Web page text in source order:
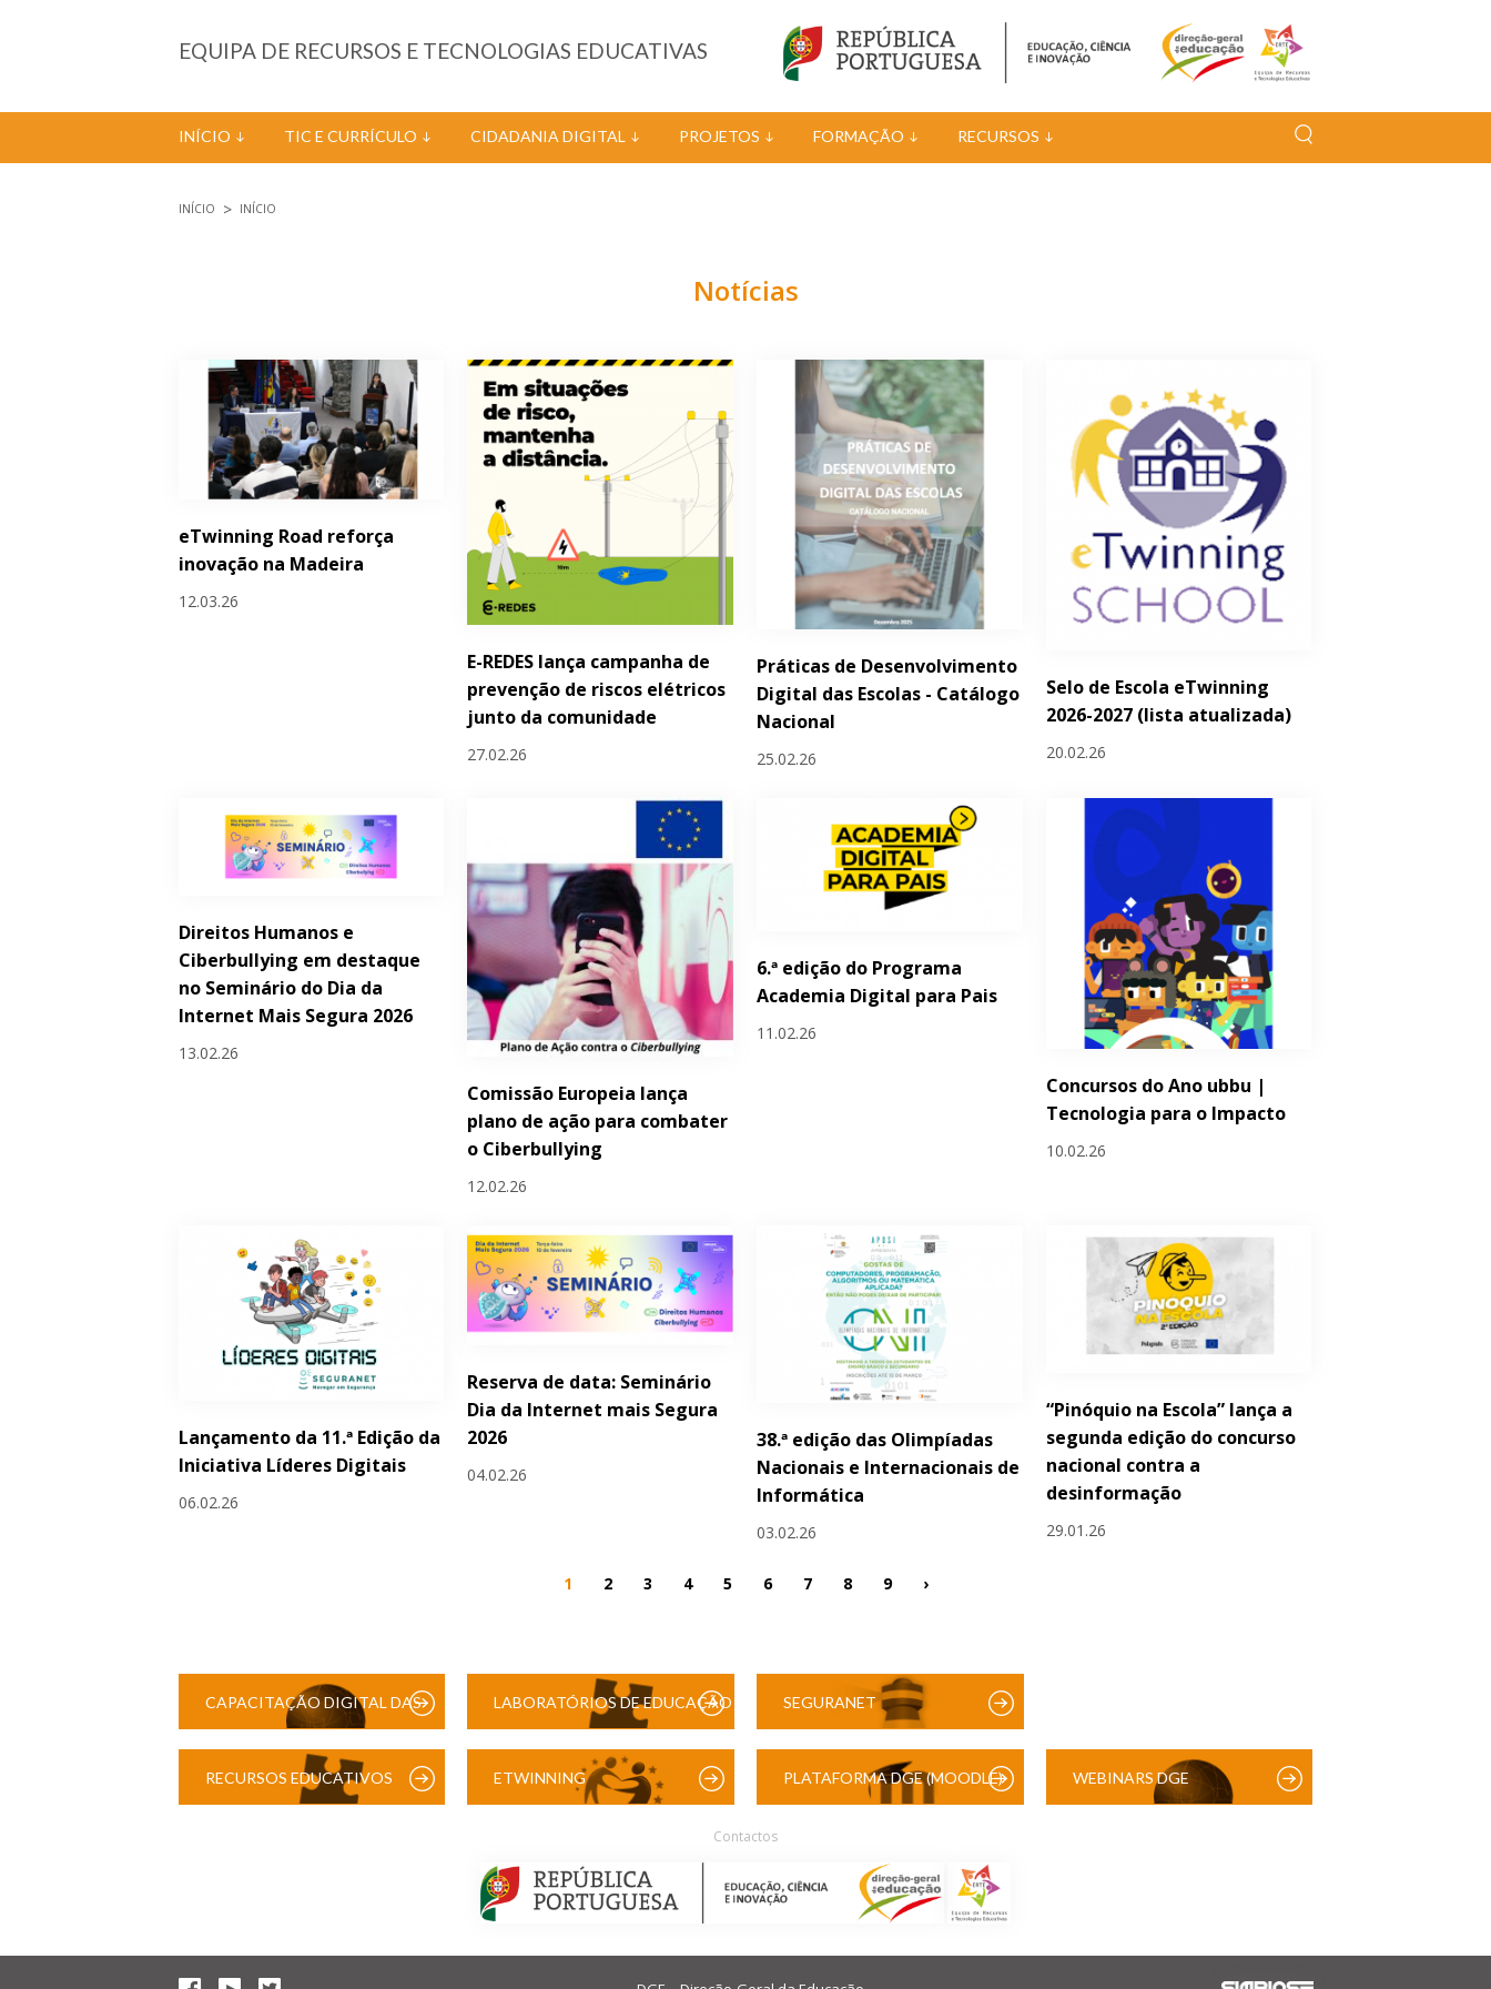
EQUIPA DE RECURSOS E TECNOLOGIAS EDUCATIVAS
INÍCIO TIC E CURRÍCULO CIDADANIA DIGITAL PROJETOS FORMAÇÃO RECURSOS
INÍCIO INÍCIO
Notícias
eTwinning Road reforça
inovação na Madeira
12.03.26
E-REDES lança campanha de
prevenção de riscos elétricos
junto da comunidade
27.02.26
Práticas de Desenvolvimento
Digital das Escolas - Catálogo
Nacional
25.02.26
Selo de Escola eTwinning
2026-2027 (lista atualizada)
20.02.26
Direitos Humanos e
Ciberbullying em destaque
no Seminário do Dia da
Internet Mais Segura 2026
13.02.26
Comissão Europeia lança
plano de ação para combater
o Ciberbullying
12.02.26
6.ª edição do Programa
Academia Digital para Pais
11.02.26
Concursos do Ano ubbu |
Tecnologia para o Impacto
10.02.26
Lançamento da 11.ª Edição da
Iniciativa Líderes Digitais
06.02.26
Reserva de data: Seminário
Dia da Internet mais Segura
2026
04.02.26
38.ª edição das Olimpíadas
Nacionais e Internacionais de
Informática
03.02.26
“Pinóquio na Escola” lança a
segunda edição do concurso
nacional contra a
desinformação
29.01.26
Páginas
1 2 3 4 5 6 7 8 9 ›
CAPACITAÇÃO DIGITAL DAS LABORATÓRIOS DE EDUCAÇÃO SEGURANET
RECURSOS EDUCATIVOS ETWINNING PLATAFORMA DGE (MOODLE) WEBINARS DGE
Contactos